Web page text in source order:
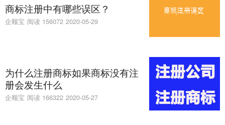
商标注册中有哪些误区？
企顺宝 阅读 156072 2020-05-29
为什么注册商标如果商标没有注
册会发生什么
企顺宝 阅读 166322 2020-05-27